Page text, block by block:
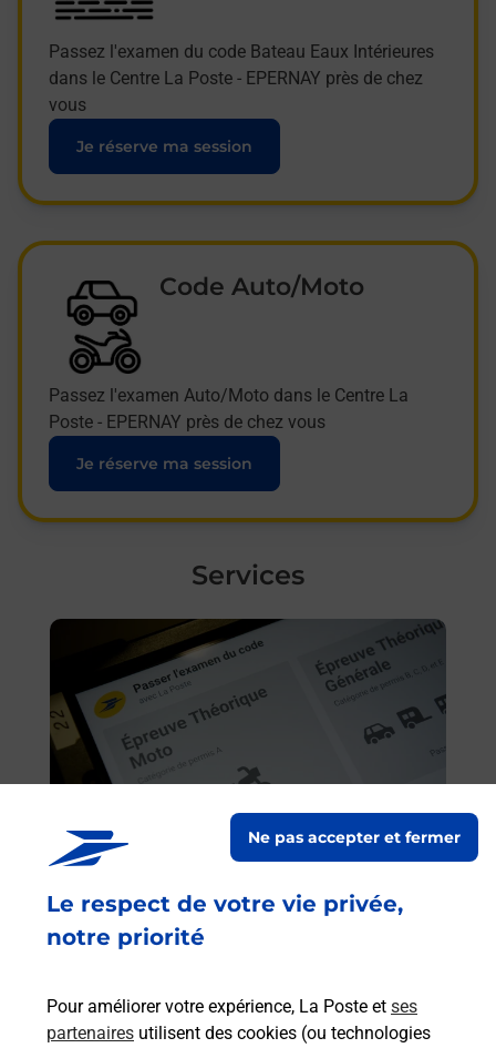
Le respect de votre vie privée,
notre priorité
Pour améliorer votre expérience, La Poste et ses
partenaires utilisent des cookies (ou technologies
Ne pas accepter et fermer
Passez l'examen du code Bateau Eaux Intérieures
dans le Centre La Poste - EPERNAY près de chez
vous
Je réserve ma session
Code Auto/Moto
Passez l'examen Auto/Moto dans le Centre La
Poste - EPERNAY près de chez vous
Je réserve ma session
Services
En savoir plus
Code de la route auto ou moto
Découvrez l'offre proposée par La Poste.